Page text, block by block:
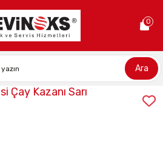
0
Ara
Çay Kazanı Sarı